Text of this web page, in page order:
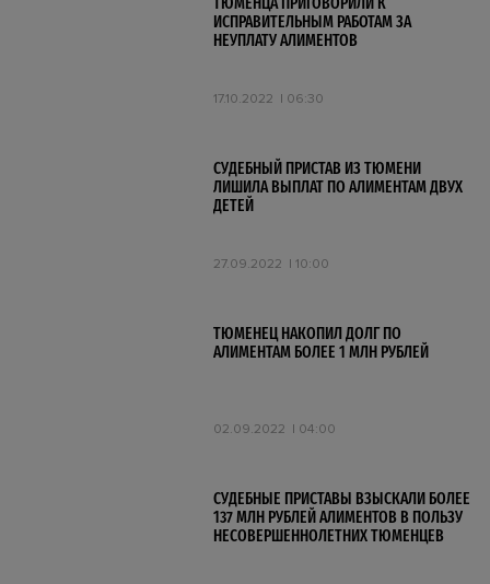
ИСПРАВИТЕЛЬНЫМ РАБОТАМ ЗА
НЕУПЛАТУ АЛИМЕНТОВ
17.10.2022 06:30
СУДЕБНЫЙ ПРИСТАВ ИЗ ТЮМЕНИ
ЛИШИЛА ВЫПЛАТ ПО АЛИМЕНТАМ ДВУХ
ДЕТЕЙ
27.09.2022 10:00
ТЮМЕНЕЦ НАКОПИЛ ДОЛГ ПО
АЛИМЕНТАМ БОЛЕЕ 1 МЛН РУБЛЕЙ
02.09.2022 04:00
СУДЕБНЫЕ ПРИСТАВЫ ВЗЫСКАЛИ БОЛЕЕ
137 МЛН РУБЛЕЙ АЛИМЕНТОВ В ПОЛЬЗУ
НЕСОВЕРШЕННОЛЕТНИХ ТЮМЕНЦЕВ